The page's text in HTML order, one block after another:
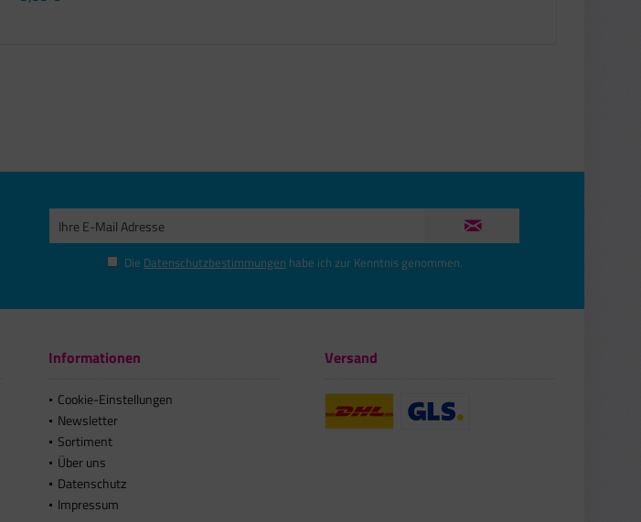
Die Datenschutzbestimmungen habe ich zur Kenntnis genommen.
Informationen
Cookie-Einstellungen
Newsletter
Sortiment
Über uns
Datenschutz
Impressum
Versand